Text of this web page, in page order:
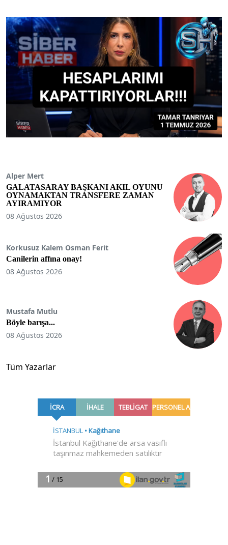
Alper Mert
GALATASARAY BAŞKANI AKIL OYUNU
OYNAMAKTAN TRANSFERE ZAMAN
AYIRAMIYOR
08 Ağustos 2026
Korkusuz Kalem Osman Ferit
Canilerin affına onay!
08 Ağustos 2026
Mustafa Mutlu
Böyle barışa...
08 Ağustos 2026
Tüm Yazarlar